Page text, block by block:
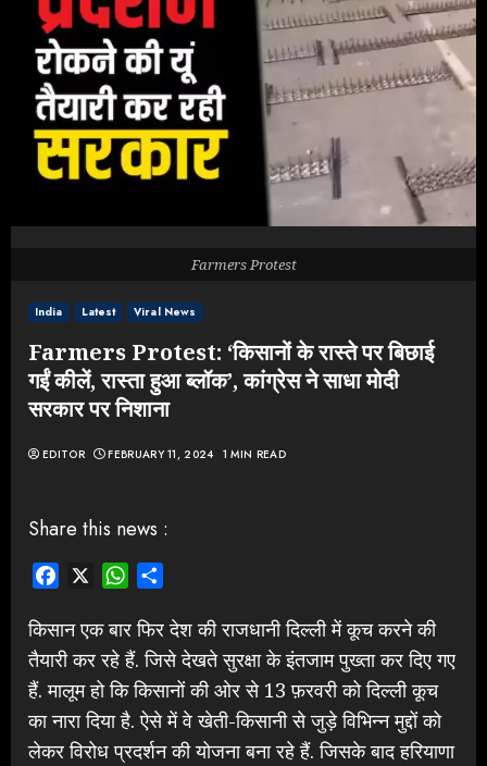
India Latest Viral News
Farmers Protest: ‘किसानों के रास्ते पर बिछाई
गईं कीलें, रास्ता हुआ ब्लॉक’, कांग्रेस ने साधा मोदी
सरकार पर निशाना
EDITOR FEBRUARY 11, 2024 1 MIN READ
Farmers Protest
Share this news :
Facebook WhatsApp
किसान एक बार फिर देश की राजधानी दिल्ली में कूच करने की
तैयारी कर रहे हैं. जिसे देखते सुरक्षा के इंतजाम पुख्ता कर दिए गए
हैं. मालूम हो कि किसानों की ओर से 13 फ़रवरी को दिल्ली कूच
का नारा दिया है. ऐसे में वे खेती-किसानी से जुड़े विभिन्न मुद्दों को
लेकर विरोध प्रदर्शन की योजना बना रहे हैं. जिसके बाद हरियाणा